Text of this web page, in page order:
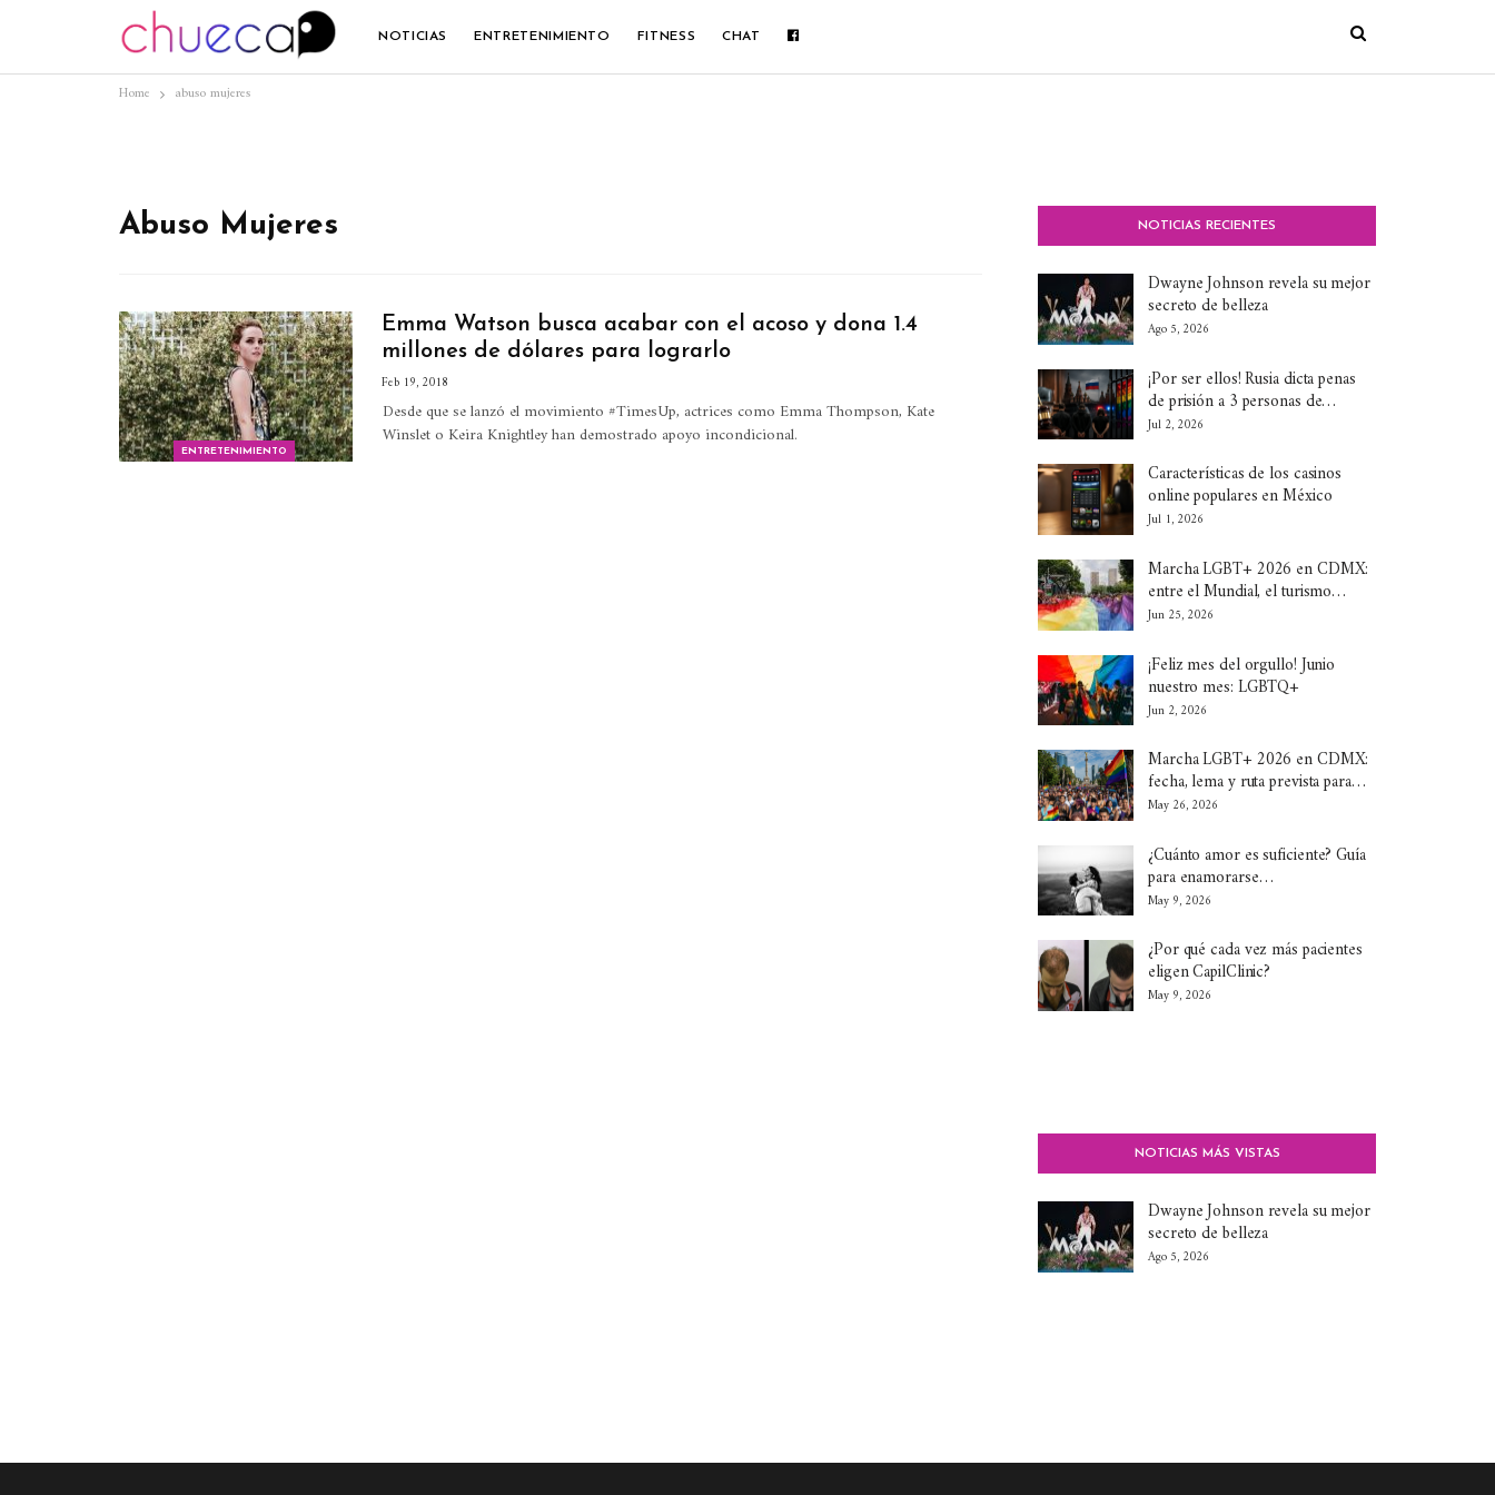
NOTICIAS ENTRETENIMIENTO FITNESS CHAT
Home abuso mujeres
Abuso Mujeres
ENTRETENIMIENTO
Emma Watson busca acabar con el acoso y dona 1.4
millones de dólares para lograrlo
Feb 19, 2018
Desde que se lanzó el movimiento #TimesUp, actrices como Emma Thompson, Kate
Winslet o Keira Knightley han demostrado apoyo incondicional.
NOTICIAS RECIENTES
Dwayne Johnson revela su mejor
secreto de belleza
Ago 5, 2026
¡Por ser ellos! Rusia dicta penas
de prisión a 3 personas de…
Jul 2, 2026
Características de los casinos
online populares en México
Jul 1, 2026
Marcha LGBT+ 2026 en CDMX:
entre el Mundial, el turismo…
Jun 25, 2026
¡Feliz mes del orgullo! Junio
nuestro mes: LGBTQ+
Jun 2, 2026
Marcha LGBT+ 2026 en CDMX:
fecha, lema y ruta prevista para…
May 26, 2026
¿Cuánto amor es suficiente? Guía
para enamorarse…
May 9, 2026
¿Por qué cada vez más pacientes
eligen CapilClinic?
May 9, 2026
NOTICIAS MÁS VISTAS
Dwayne Johnson revela su mejor
secreto de belleza
Ago 5, 2026